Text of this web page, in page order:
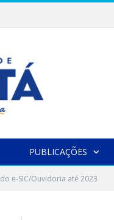
PUBLICAÇÕES
e-SIC/Ouvidoria até 2023